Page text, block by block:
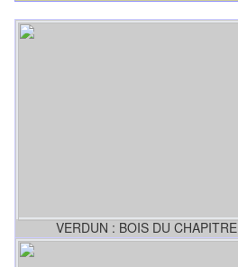
VERDUN : BOIS DU CHAPITRE